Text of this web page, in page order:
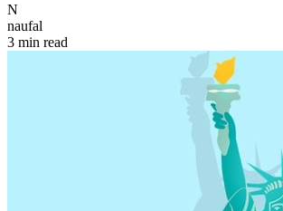
N
naufal
3 min read